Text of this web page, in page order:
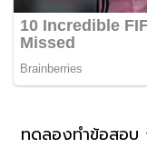
ทดลองทำข้อสอ